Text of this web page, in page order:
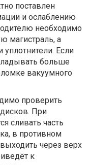
поставлен
и ослаблению
необходимо
магистраль, а
Если
больше
вакуумного
проверить
При
сливать часть
в противном
через верх
к